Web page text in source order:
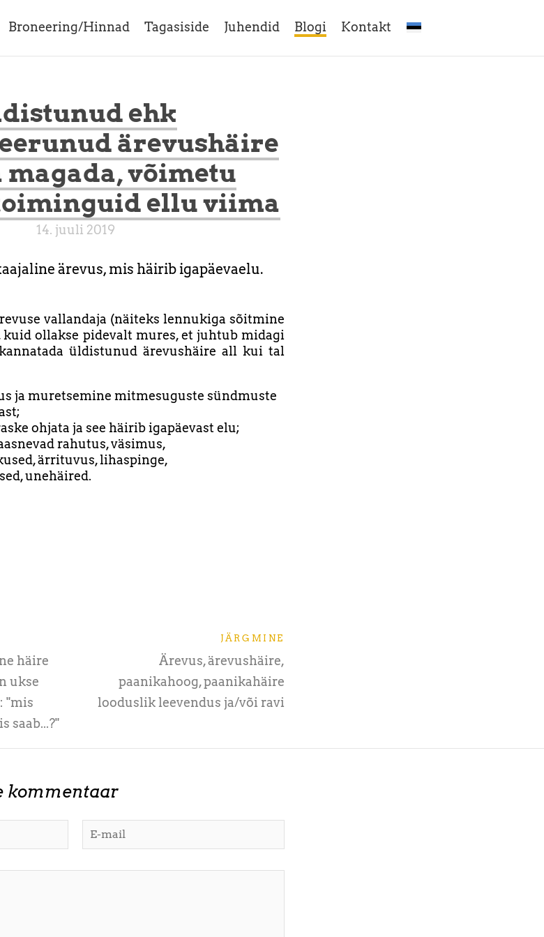
Broneering/Hinnad Tagasiside Juhendid Blogi Kontakt
ehk
ärevushäire
magada, võimetu
ellu viima
14. juuli 2019
ärevus, mis häirib igapäevaelu.
vallandaja (näiteks lennukiga sõitmine
ollakse pidevalt mures, et juhtub midagi
üldistunud ärevushäire all kui tal
ja muretsemine mitmesuguste sündmuste
ohjata ja see häirib igapäevast elu;
rahutus, väsimus,
ärrituvus, lihaspinge,
unehäired.
häire
ukse
"mis
saab...?"
JÄRGMINE
Ärevus, ärevushäire,
paanikahoog, paanikahäire
looduslik leevendus ja/või ravi
kommentaar